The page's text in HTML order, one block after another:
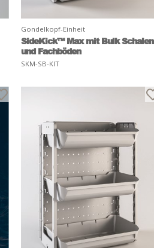
Gondelkopf-Einheit
SideKick™ Max mit Bulk Schalen
und Fachböden
SKM-SB-KIT